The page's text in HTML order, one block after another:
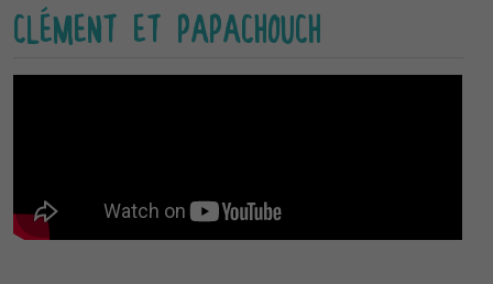
CLÉMENT ET PAPACHOUCH